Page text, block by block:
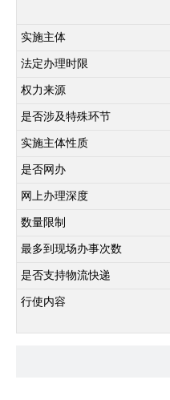
实施主体
法定办理时限
权力来源
是否涉及特殊环节
实施主体性质
是否网办
网上办理深度
数量限制
最多到现场办事次数
是否支持物流快递
行使内容